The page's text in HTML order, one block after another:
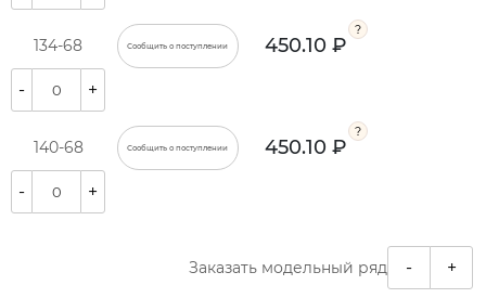
134-68 Сообщить о поступлении 450.10 ₽
- +
140-68 Сообщить о поступлении 450.10 ₽
- +
Заказать модельный ряд - +